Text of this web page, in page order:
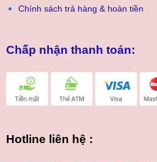
Chính sách trả hàng & hoàn tiền
Chấp nhận thanh toán:
Hotline liên hệ :